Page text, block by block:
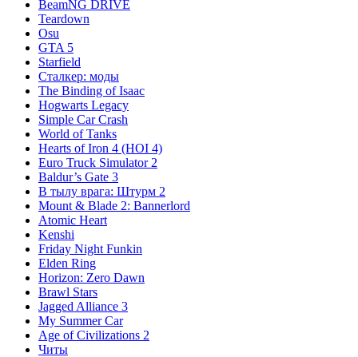
BeamNG DRIVE
Teardown
Osu
GTA 5
Starfield
Сталкер: моды
The Binding of Isaac
Hogwarts Legacy
Simple Car Crash
World of Tanks
Hearts of Iron 4 (HOI 4)
Euro Truck Simulator 2
Baldur’s Gate 3
В тылу врага: Штурм 2
Mount & Blade 2: Bannerlord
Atomic Heart
Kenshi
Friday Night Funkin
Elden Ring
Horizon: Zero Dawn
Brawl Stars
Jagged Alliance 3
My Summer Car
Age of Civilizations 2
Читы